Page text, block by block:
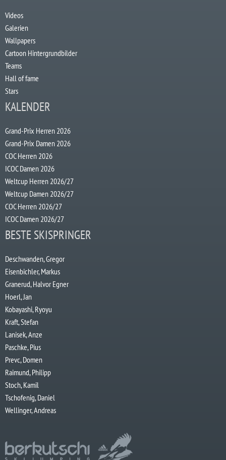
Videos
Galerien
Wallpapers
Cartoon Hintergrundbilder
Teams
Hall of fame
Stars
KALENDER
Grand-Prix Herren 2026
Grand-Prix Damen 2026
COC Herren 2026
ICOC Damen 2026
Weltcup Herren 2026/27
Weltcup Damen 2026/27
COC Herren 2026/27
ICOC Damen 2026/27
BESTE SKISPRINGER
Deschwanden, Gregor
Eisenbichler, Markus
Granerud, Halvor Egner
Hoerl, Jan
Kobayashi, Ryoyu
Kraft, Stefan
Lanisek, Anze
Paschke, Pius
Prevc, Domen
Raimund, Philipp
Stoch, Kamil
Tschofenig, Daniel
Wellinger, Andreas